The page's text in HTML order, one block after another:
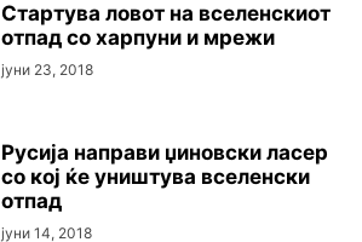
Стартува ловот на вселенскиот
отпад со харпуни и мрежи
јуни 23, 2018
Русија направи џиновски ласер
со кој ќе уништува вселенски
отпад
јуни 14, 2018